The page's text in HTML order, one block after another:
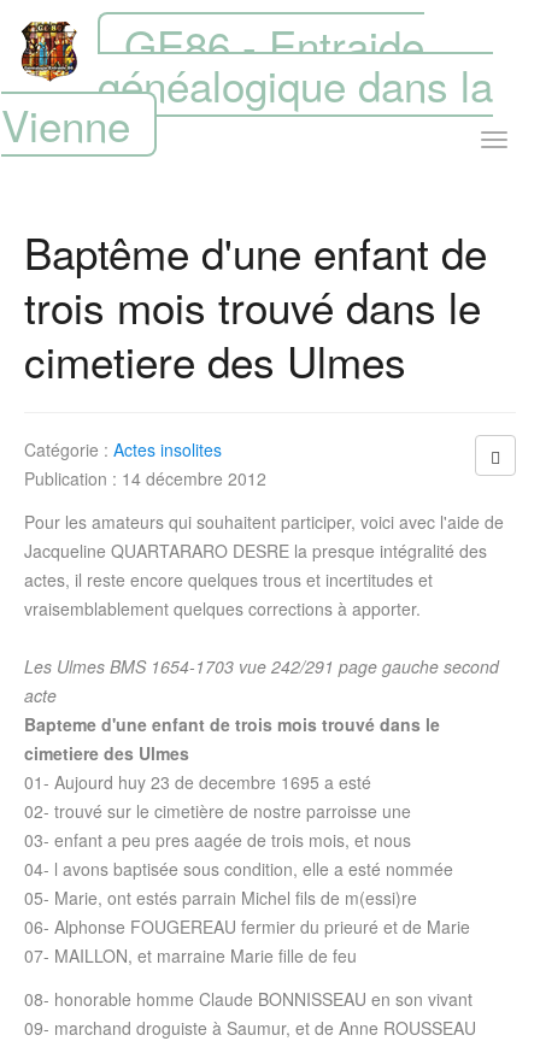
GE86 - Entraide
généalogique dans la
Vienne
Baptême d'une enfant de
trois mois trouvé dans le
cimetiere des Ulmes
Catégorie : Actes insolites
Publication : 14 décembre 2012
Pour les amateurs qui souhaitent participer, voici avec l'aide de
Jacqueline QUARTARARO DESRE la presque intégralité des
actes, il reste encore quelques trous et incertitudes et
vraisemblablement quelques corrections à apporter.
Les Ulmes BMS 1654-1703 vue 242/291 page gauche second
acte
Bapteme d'une enfant de trois mois trouvé dans le
cimetiere des Ulmes
01- Aujourd huy 23 de decembre 1695 a esté
02- trouvé sur le cimetière de nostre parroisse une
03- enfant a peu pres aagée de trois mois, et nous
04- l avons baptisée sous condition, elle a esté nommée
05- Marie, ont estés parrain Michel fils de m(essi)re
06- Alphonse FOUGEREAU fermier du prieuré et de Marie
07- MAILLON, et marraine Marie fille de feu
08- honorable homme Claude BONNISSEAU en son vivant
09- marchand droguiste à Saumur, et de Anne ROUSSEAU